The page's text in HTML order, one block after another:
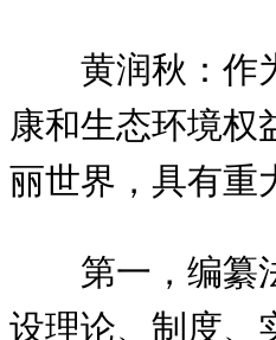
黄润秋：作
康和生态环境权
丽世界，具有重
第一，编纂
设理论、制度、